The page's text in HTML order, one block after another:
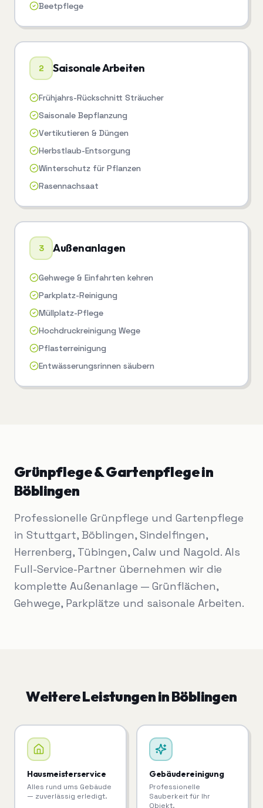
Beetpflege
2 Saisonale Arbeiten
Frühjahrs-Rückschnitt Sträucher
Saisonale Bepflanzung
Vertikutieren & Düngen
Herbstlaub-Entsorgung
Winterschutz für Pflanzen
Rasennachsaat
3 Außenanlagen
Gehwege & Einfahrten kehren
Parkplatz-Reinigung
Müllplatz-Pflege
Hochdruckreinigung Wege
Pflasterreinigung
Entwässerungsrinnen säubern
Grünpflege & Gartenpflegein
Böblingen
Professionelle Grünpflege und Gartenpflege
in Stuttgart, Böblingen, Sindelfingen,
Herrenberg, Tübingen, Calw und Nagold. Als
Full-Service-Partner übernehmen wir die
komplette Außenanlage — Grünflächen,
Gehwege, Parkplätze und saisonale Arbeiten.
Weitere Leistungen inBöblingen
Hausmeisterservice
Alles rund ums Gebäude
— zuverlässig erledigt.
Gebäudereinigung
Professionelle
Sauberkeit für Ihr
Objekt.